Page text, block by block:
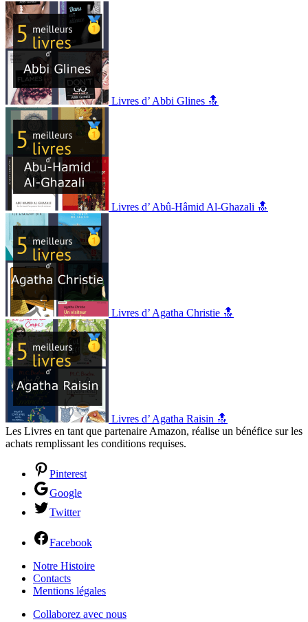
Livres d’ Abbi Glines 🔝
Livres d’ Abû-Hâmid Al-Ghazali 🔝
Livres d’ Agatha Christie 🔝
Livres d’ Agatha Raisin 🔝
Les Livres en tant que partenaire Amazon, réalise un bénéfice sur les
achats remplissant les conditions requises.
Pinterest
Google
Twitter
Facebook
Notre Histoire
Contacts
Mentions légales
Collaborez avec nous